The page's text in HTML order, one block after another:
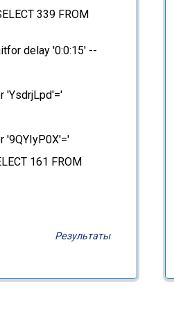
339 FROM
delay '0:0:15' --
'YsdrjLpd'='
'9QYIyP0X'='
161 FROM
Результаты